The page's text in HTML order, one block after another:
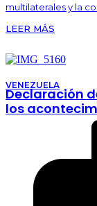
multilaterales y la
LEER MÁS
VENEZUELA
Declaración
los